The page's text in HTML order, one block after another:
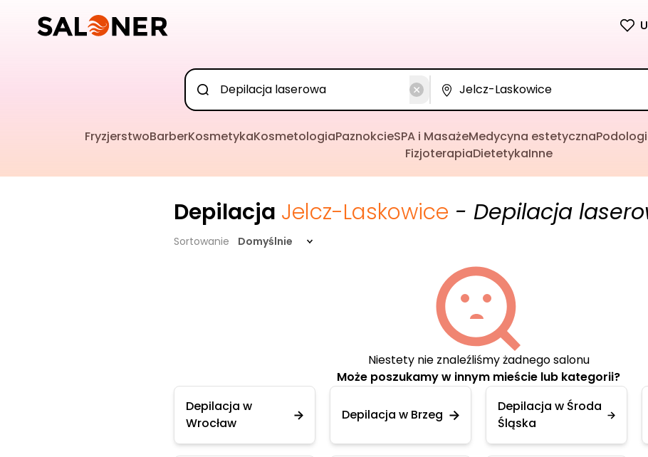
FryzjerstwoBarberKosmetykaKosmetologiaPaznokcieSPA i MasażeMedycyna estetyczna
FizjoterapiaDietetykaInne
Depilacja Jelcz-Laskowice - Depilacja
Sortowanie Domyślnie
Niestety nie znaleźliśmy żadnego salonu
Może poszukamy w innym mieście lub kategorii?
Depilacja w
Wrocław
Depilacja w Brzeg
Depilacja w Środa
Śląska